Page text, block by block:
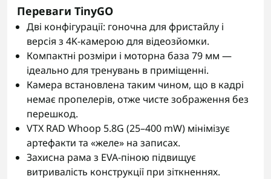
Переваги TinyGO
Дві конфігурації: гоночна для фристайлу і
версія з 4K-камерою для відеозйомки.
Компактні розміри і моторна база 79 мм —
ідеально для тренувань в приміщенні.
Камера встановлена таким чином, що в кадрі
немає пропелерів, отже чисте зображення без
перешкод.
VTX RAD Whoop 5.8G (25–400 mW) мінімізує
артефакти та «желе» на записах.
Захисна рама з EVA-піною підвищує
витривалість конструкції при зіткненнях.